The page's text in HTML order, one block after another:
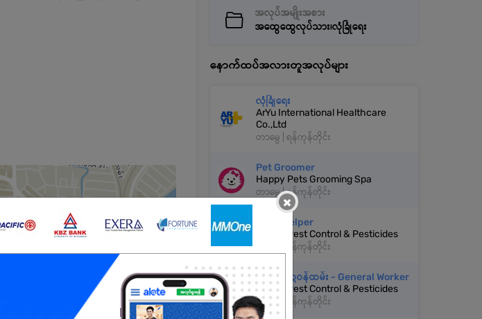
အလုပ်အမျိုးအစား
အထွေထွေလုပ်သား၊လုံခြုံရေး
နောက်ထပ်အလားတူအလုပ်များ
လုံခြုံရေး
ArYu International Healthcare
Co.,Ltd
တာမွေ | ရန်ကုန်တိုင်း
Pet Groomer
Happy Pets Grooming Spa
တာမွေ | ရန်ကုန်တိုင်း
Shop Helper
Happy Pest Control & Pesticides
တာမွေ | ရန်ကုန်တိုင်း
အထွေထွေဝန်ထမ်း - General Worker
Happy Pest Control & Pesticides
တာမွေ | ရန်ကုန်တိုင်း
×